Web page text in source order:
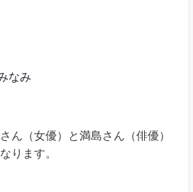
なみ
ん（女優）と満島さん（俳優）
ります。